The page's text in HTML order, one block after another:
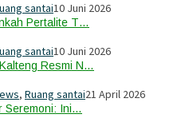
santai10 Juni 2026
Pertalite T…
santai10 Juni 2026
Resmi N…
, Ruang santai21 April 2026
Seremoni: Ini…